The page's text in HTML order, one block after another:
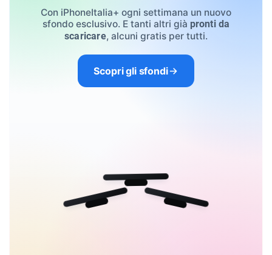
Con iPhoneItalia+ ogni settimana un nuovo
sfondo esclusivo. E tanti altri già pronti da
scaricare, alcuni gratis per tutti.
Scopri gli sfondi